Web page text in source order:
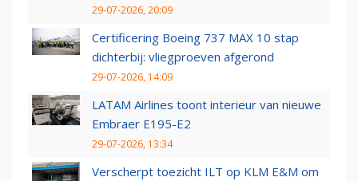
29-07-2026, 20:09
Certificering Boeing 737 MAX 10 stap
dichterbij: vliegproeven afgerond
29-07-2026, 14:09
LATAM Airlines toont interieur van nieuwe
Embraer E195-E2
29-07-2026, 13:34
Verscherpt toezicht ILT op KLM E&M om